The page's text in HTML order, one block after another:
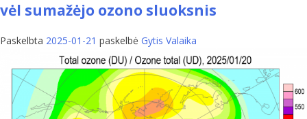
vėl sumažėjo ozono sluoksnis
Paskelbta 2025-01-21 paskelbė Gytis Valaika